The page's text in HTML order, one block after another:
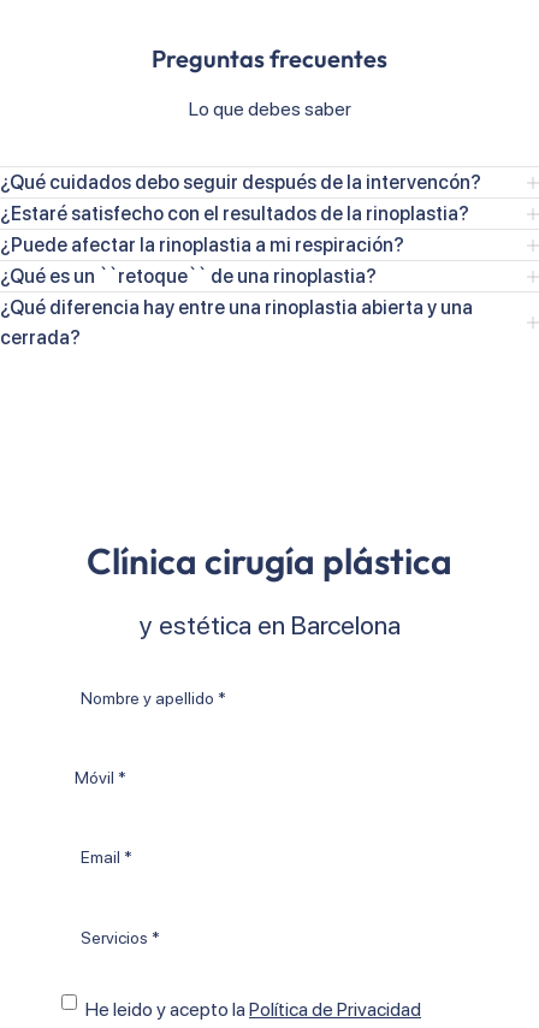
Preguntas frecuentes
Lo que debes saber
¿Qué cuidados debo seguir después de la intervencón?
¿Estaré satisfecho con el resultados de la rinoplastia?
¿Puede afectar la rinoplastia a mi respiración?
¿Qué es un ``retoque`` de una rinoplastia?
¿Qué diferencia hay entre una rinoplastia abierta y una
cerrada?
Clínica cirugía plástica
y estética en Barcelona
Consentimiento
He leido y acepto Ia Política de Privacidad